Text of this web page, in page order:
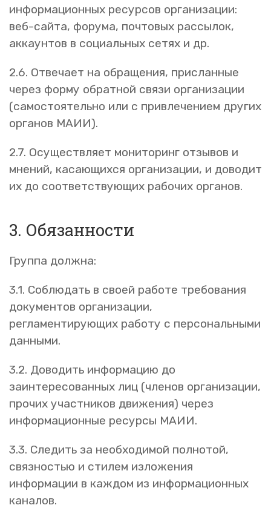
информационных ресурсов организации:
веб-сайта, форума, почтовых рассылок,
аккаунтов в социальных сетях и др.
2.6. Отвечает на обращения, присланные
через форму обратной связи организации
(самостоятельно или с привлечением других
органов МАИИ).
2.7. Осуществляет мониторинг отзывов и
мнений, касающихся организации, и доводит
их до соответствующих рабочих органов.
3. Обязанности
Группа должна:
3.1. Соблюдать в своей работе требования
документов организации,
регламентирующих работу с персональными
данными.
3.2. Доводить информацию до
заинтересованных лиц (членов организации,
прочих участников движения) через
информационные ресурсы МАИИ.
3.3. Следить за необходимой полнотой,
связностью и стилем изложения
информации в каждом из информационных
каналов.